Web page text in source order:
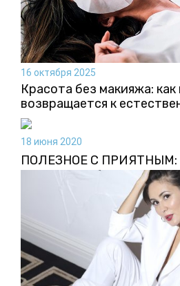
16 октября 2025
Красота без макияжа:
возвращается к
18 июня 2020
ПОЛЕЗНОЕ С ПРИЯТНЫМ: